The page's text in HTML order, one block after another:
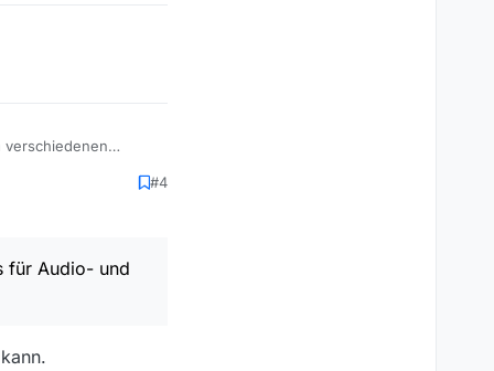
verschiedenen
die bessere Film
#4
für Audio- und